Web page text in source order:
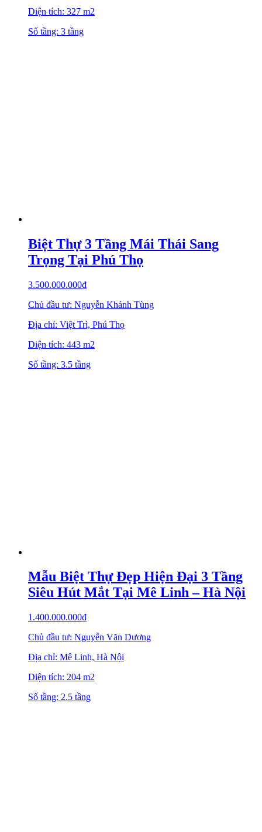
Diện tích: 327 m2
Số tầng: 3 tầng
Biệt Thự 3 Tầng Mái Thái Sang
Trọng Tại Phú Thọ
3.500.000.000₫
Chủ đầu tư: Nguyễn Khánh Tùng
Địa chỉ: Việt Trì, Phú Thọ
Diện tích: 443 m2
Số tầng: 3.5 tầng
Mẫu Biệt Thự Đẹp Hiện Đại 3 Tầng
Siêu Hút Mắt Tại Mê Linh – Hà Nội
1.400.000.000₫
Chủ đầu tư: Nguyễn Văn Dương
Địa chỉ: Mê Linh, Hà Nội
Diện tích: 204 m2
Số tầng: 2.5 tầng